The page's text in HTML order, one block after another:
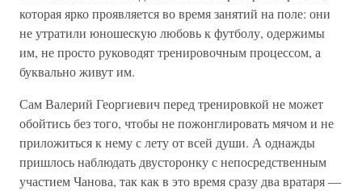
которая ярко проявляется во время занятий на поле: они
не утратили юношескую любовь к футболу, одержимы
им, не просто руководят тренировочным процессом, а
буквально живут им.
Сам Валерий Георгиевич перед тренировкой не может
обойтись без того, чтобы не пожонглировать мячом и не
приложиться к нему с лету от всей души. А однажды
пришлось наблюдать двусторонку с непосредственным
участием Чанова, так как в это время сразу два вратаря —